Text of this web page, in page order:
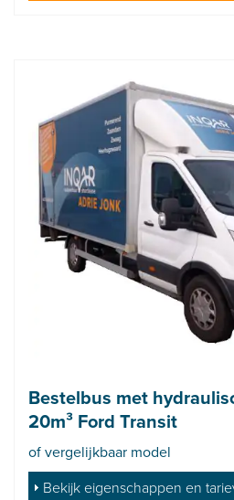
Bestelbus met
20m³ Ford Transit
of vergelijkbaar model
Bekijk eigenschappen en